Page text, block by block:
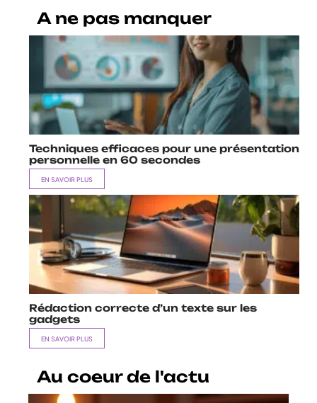
A ne pas manquer
Techniques efficaces pour une présentation
personnelle en 60 secondes
EN SAVOIR PLUS
Rédaction correcte d’un texte sur les
gadgets
EN SAVOIR PLUS
Au coeur de l'actu